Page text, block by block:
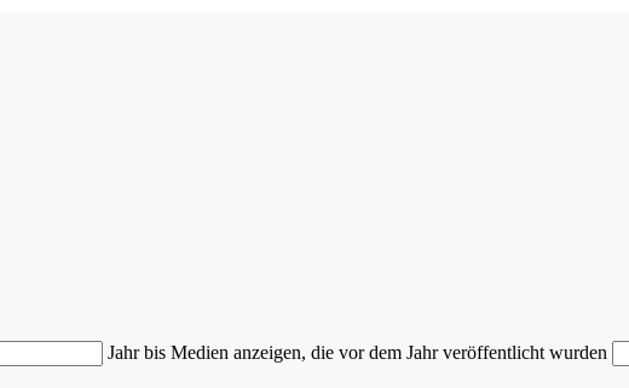
Jahr bis Medien anzeigen, die vor dem Jahr veröffentlicht wurden